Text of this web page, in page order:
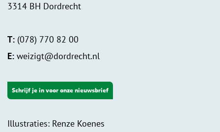
3314 BH Dordrecht
T: (078) 770 82 00
E: weizigt@dordrecht.nl
Schrijf je in voor onze nieuwsbrief
Illustraties: Renze Koenes